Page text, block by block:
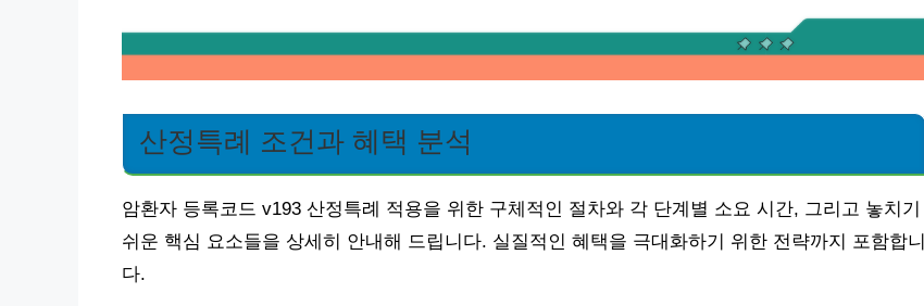
산정특례 조건과 혜택 분석
암환자 등록코드 v193 산정특례 적용을 위한 구체적인 절차와 각 단계별 소요 시간, 그리고 놓치기
쉬운 핵심 요소들을 상세히 안내해 드립니다. 실질적인 혜택을 극대화하기 위한 전략까지 포함합니
다.